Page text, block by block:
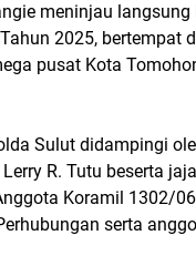
meninjau langsung
2025, bertempat
pusat Kota
Sulut didampingi
R. Tutu beserta
Koramil 1302/
serta